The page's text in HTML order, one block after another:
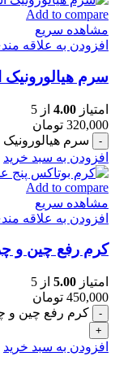
Add to compare
مشاهده سریع
افزودن به علاقه
سرم هیالورونیک
امتیاز 4.00 از 5
320,000 تومان
سرم هیالورونیک
افزودن به سبد خرید
Add to compare
مشاهده سریع
افزودن به علاقه
کرم رفع چین و
امتیاز 5.00 از 5
450,000 تومان
کرم رفع چین و
افزودن به سبد خرید